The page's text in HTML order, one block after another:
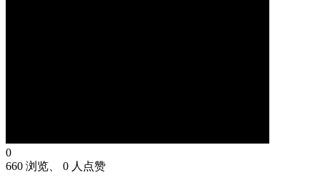
0
660 浏览、 0 人点赞